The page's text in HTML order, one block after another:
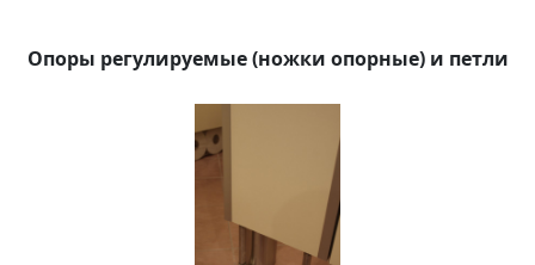
Опоры регулируемые (ножки опорные) и петли